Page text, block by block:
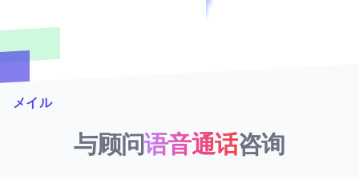
メイル
与顾问语音通话咨询